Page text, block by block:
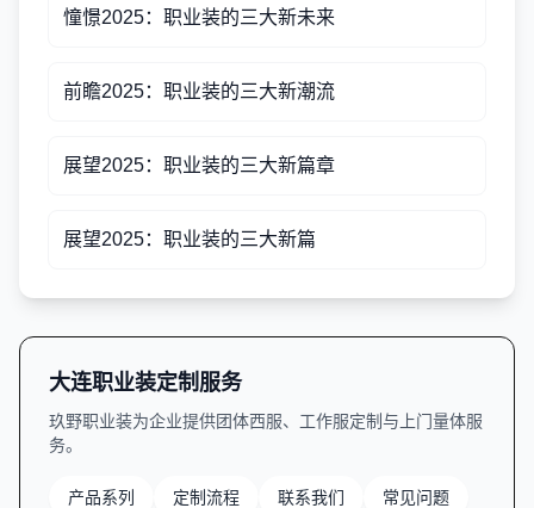
憧憬2025：职业装的三大新未来
前瞻2025：职业装的三大新潮流
展望2025：职业装的三大新篇章
展望2025：职业装的三大新篇
大连职业装定制服务
玖野职业装为企业提供团体西服、工作服定制与上门量体服
务。
产品系列 定制流程 联系我们 常见问题